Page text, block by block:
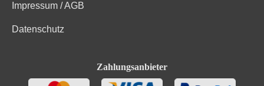
Impressum / AGB
Datenschutz
Zahlungsanbieter